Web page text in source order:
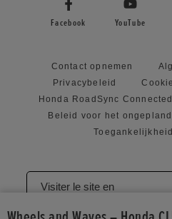
Facebook YouTube
Contact opnemen
Privacybeleid
Honda RoadSync
Beleid voor het
Visiter le site en